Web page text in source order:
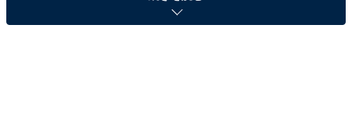
そのほかにも注目の商品がラインナップされているので,